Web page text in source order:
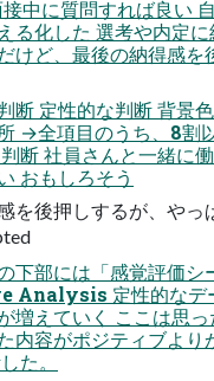
中に質問すれば良い
る化した 選考や内定
けど、最後の納得感を
断 定性的な判断 背景
→全項目のうち、8割
断 社員さんと一緒に
おもしろそう
を後押しするが、やっ
下部には「感覚評価シ
定性的なデ
増えていく ここは思
内容がポジティブより
た。